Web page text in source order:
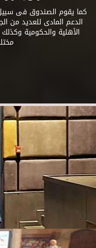
كما يقوم الصندوق فى سبيل
الدعم المادى للعديد من
الأهلية والحكومية